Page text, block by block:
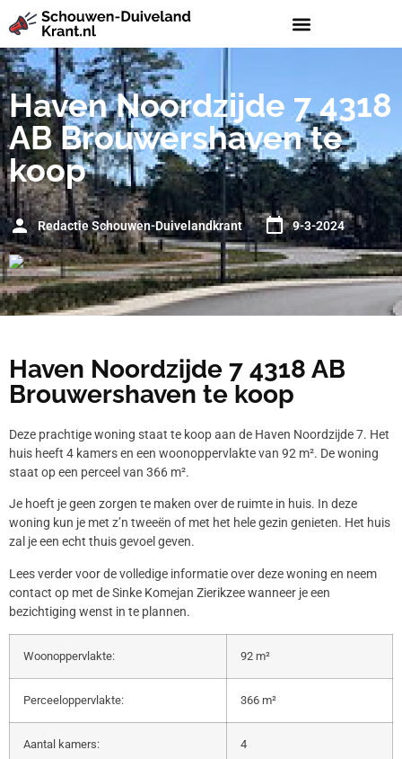
Haven Noordzijde 7 4318
AB Brouwershaven te
koop
Redactie Schouwen-Duivelandkrant 9-3-2024
Haven Noordzijde 7 4318 AB
Brouwershaven te koop
Deze prachtige woning staat te koop aan de Haven Noordzijde 7. Het
huis heeft 4 kamers en een woonoppervlakte van 92 m². De woning
staat op een perceel van 366 m².
Je hoeft je geen zorgen te maken over de ruimte in huis. In deze
woning kun je met z’n tweeën of met het hele gezin genieten. Het huis
zal je een echt thuis gevoel geven.
Lees verder voor de volledige informatie over deze woning en neem
contact op met de Sinke Komejan Zierikzee wanneer je een
bezichtiging wenst in te plannen.
Woonoppervlakte: 92 m²
Perceeloppervlakte: 366 m²
Aantal kamers: 4